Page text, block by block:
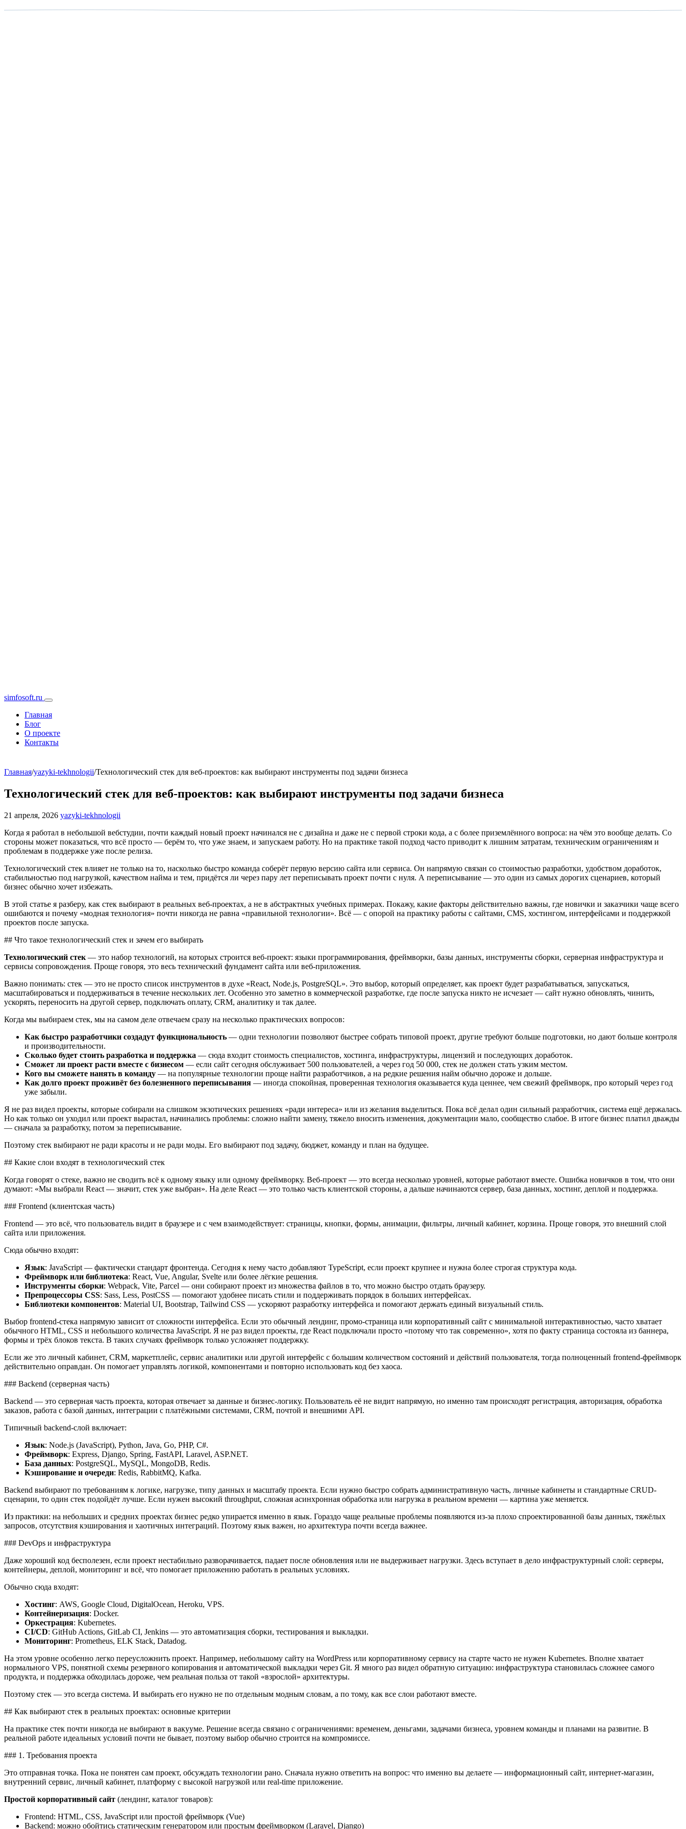
simfosoft.ru
Главная
Блог
О проекте
Контакты
Главная/yazyki-tekhnologii/Технологический стек для веб-проектов: как выбирают инструменты под задачи бизнеса
Технологический стек для веб-проектов: как выбирают инструменты под задачи бизнеса
21 апреля, 2026 yazyki-tekhnologii
Когда я работал в небольшой вебстудии, почти каждый новый проект начинался не с дизайна и даже не с первой строки кода, а с более приземлённого вопроса: на чём это вообще делать. Со
стороны может показаться, что всё просто — берём то, что уже знаем, и запускаем работу. Но на практике такой подход часто приводит к лишним затратам, техническим ограничениям и
проблемам в поддержке уже после релиза.
Технологический стек влияет не только на то, насколько быстро команда соберёт первую версию сайта или сервиса. Он напрямую связан со стоимостью разработки, удобством доработок,
стабильностью под нагрузкой, качеством найма и тем, придётся ли через пару лет переписывать проект почти с нуля. А переписывание — это один из самых дорогих сценариев, который
бизнес обычно хочет избежать.
В этой статье я разберу, как стек выбирают в реальных веб-проектах, а не в абстрактных учебных примерах. Покажу, какие факторы действительно важны, где новички и заказчики чаще всего
ошибаются и почему «модная технология» почти никогда не равна «правильной технологии». Всё — с опорой на практику работы с сайтами, CMS, хостингом, интерфейсами и поддержкой
проектов после запуска.
## Что такое технологический стек и зачем его выбирать
Технологический стек — это набор технологий, на которых строится веб-проект: языки программирования, фреймворки, базы данных, инструменты сборки, серверная инфраструктура и
сервисы сопровождения. Проще говоря, это весь технический фундамент сайта или веб-приложения.
Важно понимать: стек — это не просто список инструментов в духе «React, Node.js, PostgreSQL». Это выбор, который определяет, как проект будет разрабатываться, запускаться,
масштабироваться и поддерживаться в течение нескольких лет. Особенно это заметно в коммерческой разработке, где после запуска никто не исчезает — сайт нужно обновлять, чинить,
ускорять, переносить на другой сервер, подключать оплату, CRM, аналитику и так далее.
Когда мы выбираем стек, мы на самом деле отвечаем сразу на несколько практических вопросов:
Как быстро разработчики создадут функциональность — одни технологии позволяют быстрее собрать типовой проект, другие требуют больше подготовки, но дают больше контроля
и производительности.
Сколько будет стоить разработка и поддержка — сюда входит стоимость специалистов, хостинга, инфраструктуры, лицензий и последующих доработок.
Сможет ли проект расти вместе с бизнесом — если сайт сегодня обслуживает 500 пользователей, а через год 50 000, стек не должен стать узким местом.
Кого вы сможете нанять в команду — на популярные технологии проще найти разработчиков, а на редкие решения найм обычно дороже и дольше.
Как долго проект проживёт без болезненного переписывания — иногда спокойная, проверенная технология оказывается куда ценнее, чем свежий фреймворк, про который через год
уже забыли.
Я не раз видел проекты, которые собирали на слишком экзотических решениях «ради интереса» или из желания выделиться. Пока всё делал один сильный разработчик, система ещё держалась.
Но как только он уходил или проект вырастал, начинались проблемы: сложно найти замену, тяжело вносить изменения, документации мало, сообщество слабое. В итоге бизнес платил дважды
— сначала за разработку, потом за переписывание.
Поэтому стек выбирают не ради красоты и не ради моды. Его выбирают под задачу, бюджет, команду и план на будущее.
## Какие слои входят в технологический стек
Когда говорят о стеке, важно не сводить всё к одному языку или одному фреймворку. Веб-проект — это всегда несколько уровней, которые работают вместе. Ошибка новичков в том, что они
думают: «Мы выбрали React — значит, стек уже выбран». На деле React — это только часть клиентской стороны, а дальше начинаются сервер, база данных, хостинг, деплой и поддержка.
### Frontend (клиентская часть)
Frontend — это всё, что пользователь видит в браузере и с чем взаимодействует: страницы, кнопки, формы, анимации, фильтры, личный кабинет, корзина. Проще говоря, это внешний слой
сайта или приложения.
Сюда обычно входят:
Язык: JavaScript — фактически стандарт фронтенда. Сегодня к нему часто добавляют TypeScript, если проект крупнее и нужна более строгая структура кода.
Фреймворк или библиотека: React, Vue, Angular, Svelte или более лёгкие решения.
Инструменты сборки: Webpack, Vite, Parcel — они собирают проект из множества файлов в то, что можно быстро отдать браузеру.
Препроцессоры CSS: Sass, Less, PostCSS — помогают удобнее писать стили и поддерживать порядок в больших интерфейсах.
Библиотеки компонентов: Material UI, Bootstrap, Tailwind CSS — ускоряют разработку интерфейса и помогают держать единый визуальный стиль.
Выбор frontend-стека напрямую зависит от сложности интерфейса. Если это обычный лендинг, промо-страница или корпоративный сайт с минимальной интерактивностью, часто хватает
обычного HTML, CSS и небольшого количества JavaScript. Я не раз видел проекты, где React подключали просто «потому что так современно», хотя по факту страница состояла из баннера,
формы и трёх блоков текста. В таких случаях фреймворк только усложняет поддержку.
Если же это личный кабинет, CRM, маркетплейс, сервис аналитики или другой интерфейс с большим количеством состояний и действий пользователя, тогда полноценный frontend-фреймворк
действительно оправдан. Он помогает управлять логикой, компонентами и повторно использовать код без хаоса.
### Backend (серверная часть)
Backend — это серверная часть проекта, которая отвечает за данные и бизнес-логику. Пользователь её не видит напрямую, но именно там происходят регистрация, авторизация, обработка
заказов, работа с базой данных, интеграции с платёжными системами, CRM, почтой и внешними API.
Типичный backend-слой включает:
Язык: Node.js (JavaScript), Python, Java, Go, PHP, C#.
Фреймворк: Express, Django, Spring, FastAPI, Laravel, ASP.NET.
База данных: PostgreSQL, MySQL, MongoDB, Redis.
Кэширование и очереди: Redis, RabbitMQ, Kafka.
Backend выбирают по требованиям к логике, нагрузке, типу данных и масштабу проекта. Если нужно быстро собрать административную часть, личные кабинеты и стандартные CRUD-
сценарии, то один стек подойдёт лучше. Если нужен высокий throughput, сложная асинхронная обработка или нагрузка в реальном времени — картина уже меняется.
Из практики: на небольших и средних проектах бизнес редко упирается именно в язык. Гораздо чаще реальные проблемы появляются из-за плохо спроектированной базы данных, тяжёлых
запросов, отсутствия кэширования и хаотичных интеграций. Поэтому язык важен, но архитектура почти всегда важнее.
### DevOps и инфраструктура
Даже хороший код бесполезен, если проект нестабильно разворачивается, падает после обновления или не выдерживает нагрузки. Здесь вступает в дело инфраструктурный слой: серверы,
контейнеры, деплой, мониторинг и всё, что помогает приложению работать в реальных условиях.
Обычно сюда входят:
Хостинг: AWS, Google Cloud, DigitalOcean, Heroku, VPS.
Контейнеризация: Docker.
Оркестрация: Kubernetes.
CI/CD: GitHub Actions, GitLab CI, Jenkins — это автоматизация сборки, тестирования и выкладки.
Мониторинг: Prometheus, ELK Stack, Datadog.
На этом уровне особенно легко переусложнить проект. Например, небольшому сайту на WordPress или корпоративному сервису на старте часто не нужен Kubernetes. Вполне хватает
нормального VPS, понятной схемы резервного копирования и автоматической выкладки через Git. Я много раз видел обратную ситуацию: инфраструктура становилась сложнее самого
продукта, и поддержка обходилась дороже, чем реальная польза от такой «взрослой» архитектуры.
Поэтому стек — это всегда система. И выбирать его нужно не по отдельным модным словам, а по тому, как все слои работают вместе.
## Как выбирают стек в реальных проектах: основные критерии
На практике стек почти никогда не выбирают в вакууме. Решение всегда связано с ограничениями: временем, деньгами, задачами бизнеса, уровнем команды и планами на развитие. В
реальной работе идеальных условий почти не бывает, поэтому выбор обычно строится на компромиссе.
### 1. Требования проекта
Это отправная точка. Пока не понятен сам проект, обсуждать технологии рано. Сначала нужно ответить на вопрос: что именно вы делаете — информационный сайт, интернет-магазин,
внутренний сервис, личный кабинет, платформу с высокой нагрузкой или real-time приложение.
Простой корпоративный сайт (лендинг, каталог товаров):
Frontend: HTML, CSS, JavaScript или простой фреймворк (Vue)
Backend: можно обойтись статическим генератором или простым фреймворком (Laravel, Django)